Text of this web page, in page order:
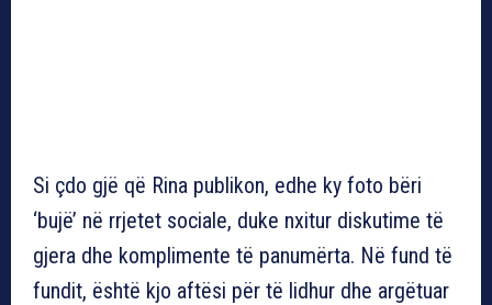
Si çdo gjë që Rina publikon, edhe ky foto bëri
‘bujë’ në rrjetet sociale, duke nxitur diskutime të
gjera dhe komplimente të panumërta. Në fund të
fundit, është kjo aftësi për të lidhur dhe argëtuar